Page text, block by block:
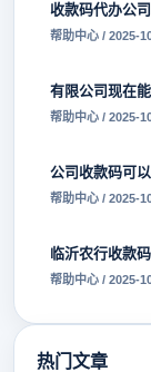
收款码代办公司
帮助中心 / 2025-
有限公司现在
帮助中心 / 2025-
公司收款码可
帮助中心 / 2025-
临沂农行收款
帮助中心 / 2025-
热门文章